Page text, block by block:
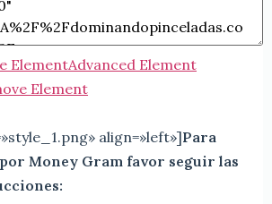
ElementAdvanced Element
Element
align=»left»]Para
Money Gram favor seguir las